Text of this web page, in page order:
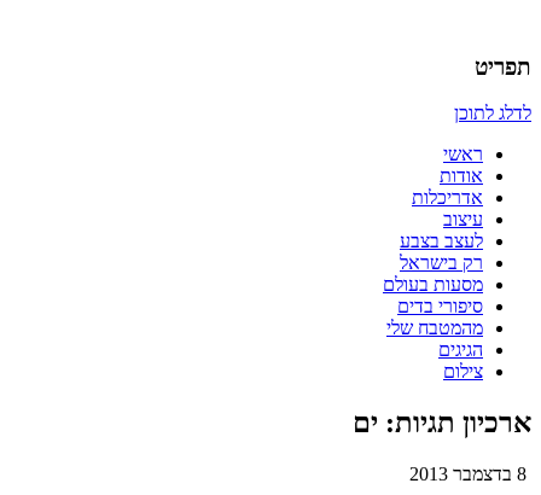
כמו אויר לנשימה – בלוג של
אדריכלית
תפריט
לדלג לתוכן
ראשי
אודות
אדריכלות
עיצוב
לעצב בצבע
רק בישראל
מסעות בעולם
סיפורי בדים
מהמטבח שלי
הגיגים
צילום
ארכיון תגיות: ים